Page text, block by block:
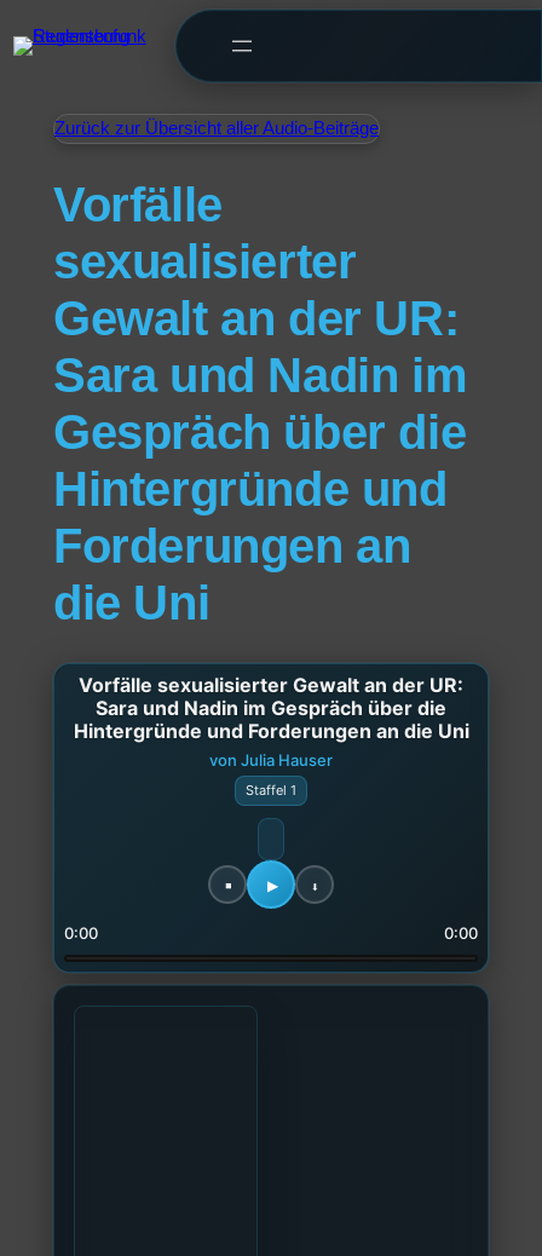
Zurück zur Übersicht aller Audio-Beiträge
Vorfälle
sexualisierter
Gewalt an der UR:
Sara und Nadin im
Gespräch über die
Hintergründe und
Forderungen an
die Uni
Vorfälle sexualisierter Gewalt an der UR:
Sara und Nadin im Gespräch über die
Hintergründe und Forderungen an die Uni
von Julia Hauser
Staffel 1
0:00 0:00